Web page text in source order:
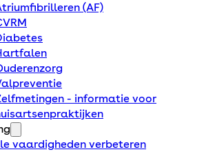
(AF)
- informatie voor
vaardigheden verbeteren